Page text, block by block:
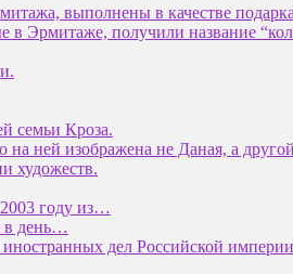
выполнены в качестве
Эрмитаже, получили название
семьи Кроза.
на ней изображена не Даная, а
художеств.
году из…
в день…
дел Российской